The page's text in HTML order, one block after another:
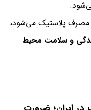
مصرف پلاستیک می‌شود،
و سلامت محیط